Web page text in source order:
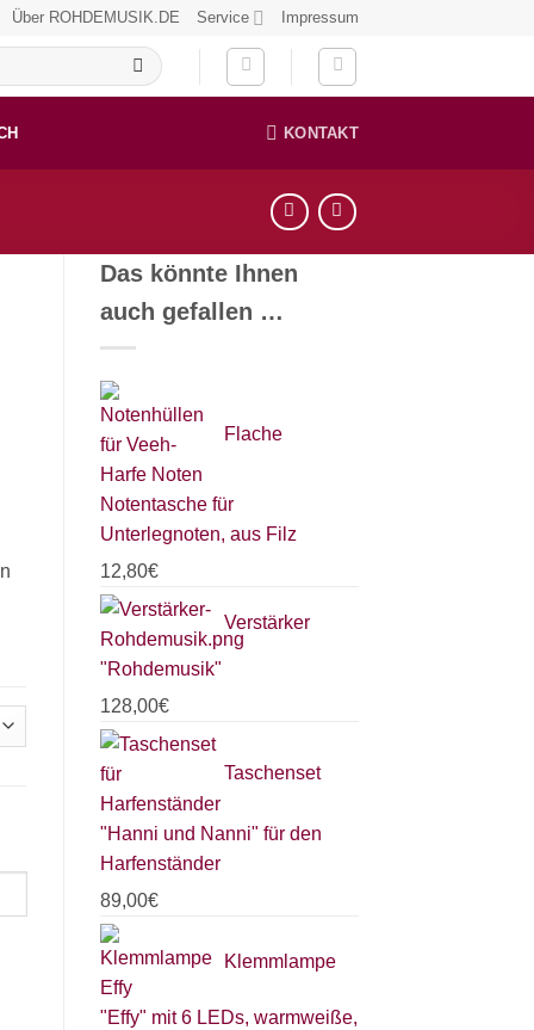
Über ROHDEMUSIK.DE Service Impressum
KONTAKT
Das könnte Ihnen
auch gefallen …
Flache
Notentasche für
Unterlegnoten, aus Filz
12,80€
Verstärker
"Rohdemusik"
128,00€
Taschenset
"Hanni und Nanni" für den
Harfenständer
89,00€
Klemmlampe
"Effy" mit 6 LEDs, warmweiße,